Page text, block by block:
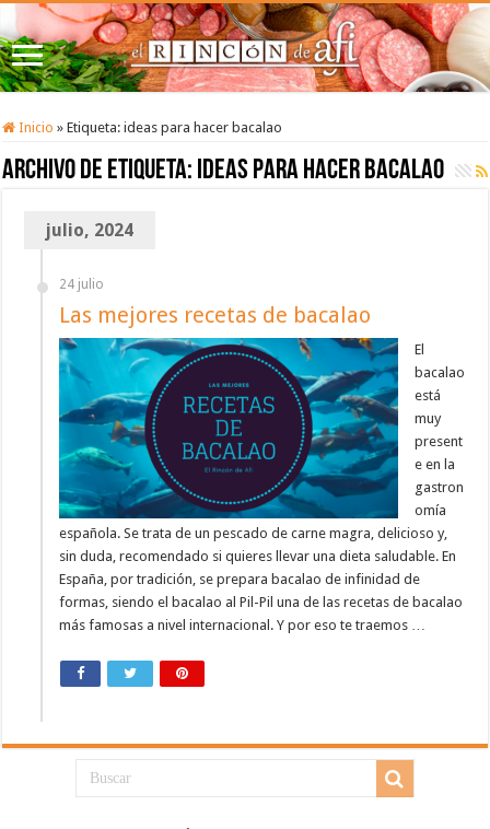
Inicio » Etiqueta:ideas para hacer bacalao
Archivo de etiqueta: ideas para hacer bacalao
julio, 2024
24 julio
Las mejores recetas de bacalao
El
bacalao
está
muy
present
e en la
gastron
omía
española. Se trata de un pescado de carne magra, delicioso y,
sin duda, recomendado si quieres llevar una dieta saludable. En
España, por tradición, se prepara bacalao de infinidad de
formas, siendo el bacalao al Pil-Pil una de las recetas de bacalao
más famosas a nivel internacional. Y por eso te traemos …